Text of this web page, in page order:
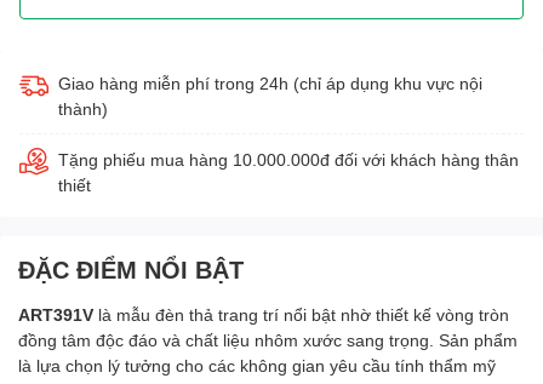
Giao hàng miễn phí trong 24h (chỉ áp dụng khu vực nội
thành)
Tặng phiếu mua hàng 10.000.000đ đối với khách hàng thân
thiết
ĐẶC ĐIỂM NỔI BẬT
ART391V là mẫu đèn thả trang trí nổi bật nhờ thiết kế vòng tròn
đồng tâm độc đáo và chất liệu nhôm xước sang trọng. Sản phẩm
là lựa chọn lý tưởng cho các không gian yêu cầu tính thẩm mỹ